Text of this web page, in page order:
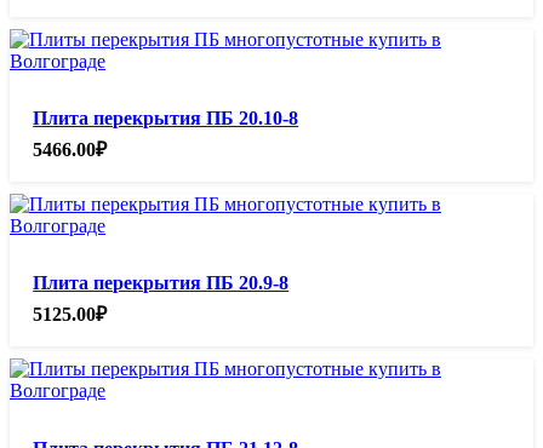
Плита перекрытия ПБ 20.10-8
5466.00₽
Плита перекрытия ПБ 20.9-8
5125.00₽